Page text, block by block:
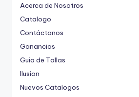
Acerca de Nosotros
Catalogo
Contáctanos
Ganancias
Guia de Tallas
Ilusion
Nuevos Catalogos